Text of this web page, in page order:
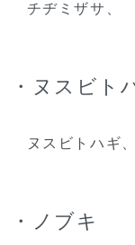
チヂミザサ、
・ヌスビト
ヌスビトハギ、
・ノブキ